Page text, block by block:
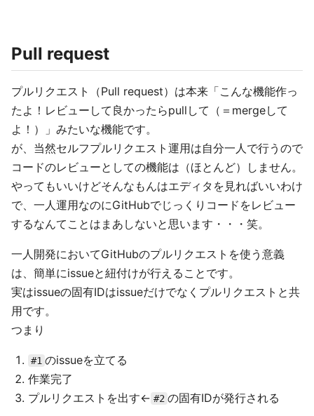
Pull request
プルリクエスト（Pull request）は本来「こんな機能作っ
たよ！レビューして良かったらpullして（＝mergeして
よ！）」みたいな機能です。
が、当然セルフプルリクエスト運用は自分一人で行うので
コードのレビューとしての機能は（ほとんど）しません。
やってもいいけどそんなもんはエディタを見ればいいわけ
で、一人運用なのにGitHubでじっくりコードをレビュー
するなんてことはまあしないと思います・・・笑。
一人開発においてGitHubのプルリクエストを使う意義
は、簡単にissueと紐付けが行えることです。
実はissueの固有IDはissueだけでなくプルリクエストと共
用です。
つまり
#1 のissueを立てる
作業完了
プルリクエストを出す← #2 の固有IDが発行される